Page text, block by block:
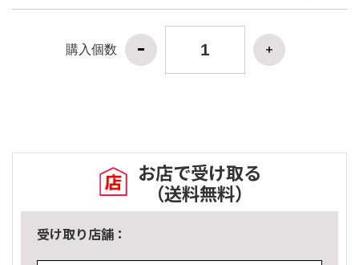
購入個数
お店で受け取る
（送料無料）
受け取り店舗：